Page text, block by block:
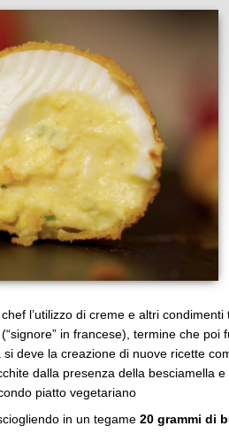
l’utilizzo di creme e altri condimenti
in francese), termine che poi
si deve la creazione di nuove ricette
dalla presenza della besciamella
piatto vegetariano
in un tegame 20 grammi di